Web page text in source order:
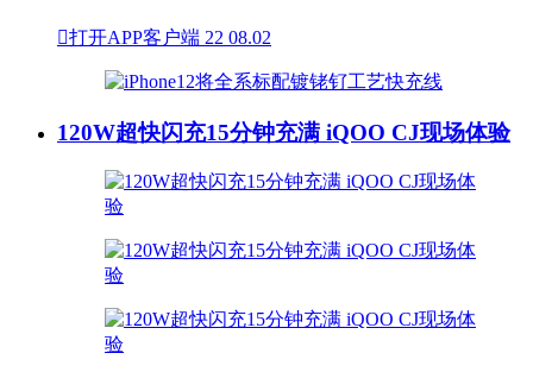
打开APP客户端 22 08.02
120W超快闪充15分钟充满 iQOO CJ现场体验